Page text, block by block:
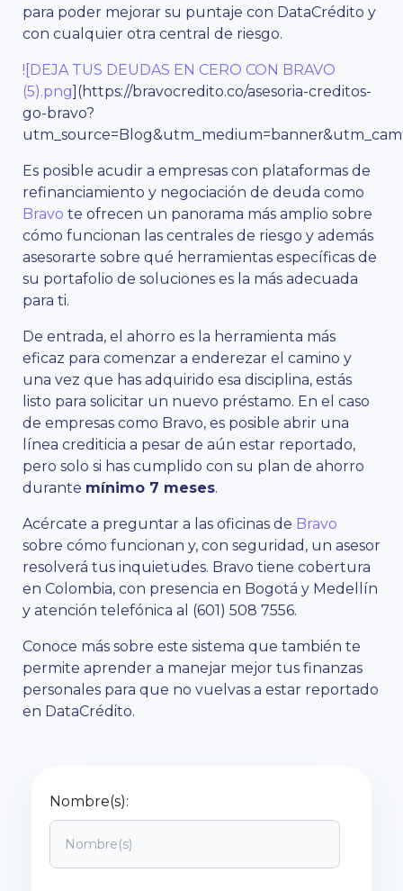
para poder mejorar su puntaje con DataCrédito y
con cualquier otra central de riesgo.
![DEJA TUS DEUDAS EN CERO CON BRAVO
(5).png](https://bravocredito.co/asesoria-creditos-
go-bravo?
Es posible acudir a empresas con plataformas de
refinanciamiento y negociación de deuda como
Bravo te ofrecen un panorama más amplio sobre
cómo funcionan las centrales de riesgo y además
asesorarte sobre qué herramientas específicas de
su portafolio de soluciones es la más adecuada
para ti.
De entrada, el ahorro es la herramienta más
eficaz para comenzar a enderezar el camino y
una vez que has adquirido esa disciplina, estás
listo para solicitar un nuevo préstamo. En el caso
de empresas como Bravo, es posible abrir una
línea crediticia a pesar de aún estar reportado,
pero solo si has cumplido con su plan de ahorro
durante mínimo 7 meses.
Acércate a preguntar a las oficinas de Bravo
sobre cómo funcionan y, con seguridad, un asesor
resolverá tus inquietudes. Bravo tiene cobertura
en Colombia, con presencia en Bogotá y Medellín
y atención telefónica al (601) 508 7556.
Conoce más sobre este sistema que también te
permite aprender a manejar mejor tus finanzas
personales para que no vuelvas a estar reportado
en DataCrédito.
Nombre(s):